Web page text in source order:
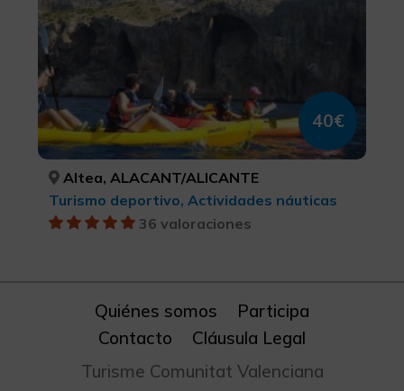
40€
Altea, ALACANT/ALICANTE
Turismo deportivo, Actividades náuticas
36 valoraciones
Quiénes somos
Participa
Contacto
Cláusula Legal
Turisme Comunitat Valenciana